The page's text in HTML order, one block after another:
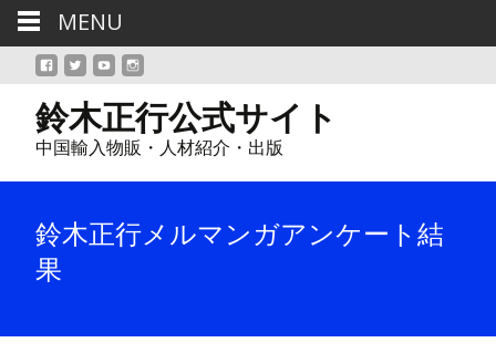
鈴木正行公式サイト
中国輸入物販・人材紹介・出版
鈴木正行メルマンガアンケート結
果
MENU